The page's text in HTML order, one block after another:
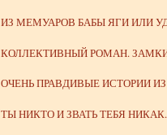
ИЗ МЕМУАРОВ БАБЫ ЯГИ ИЛИ
КОЛЛЕКТИВНЫЙ РОМАН.
ОЧЕНЬ ПРАВДИВЫЕ ИСТОРИИ
ТЫ НИКТО И ЗВАТЬ ТЕБЯ